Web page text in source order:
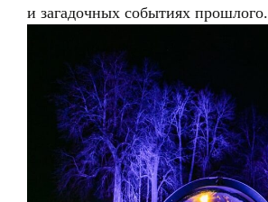
и загадочных событиях прошлого.